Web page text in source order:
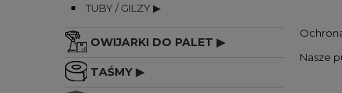
TUBY / GILZY ▶
OWIJARKI DO PALET ▶
TAŚMY ▶
Nasze